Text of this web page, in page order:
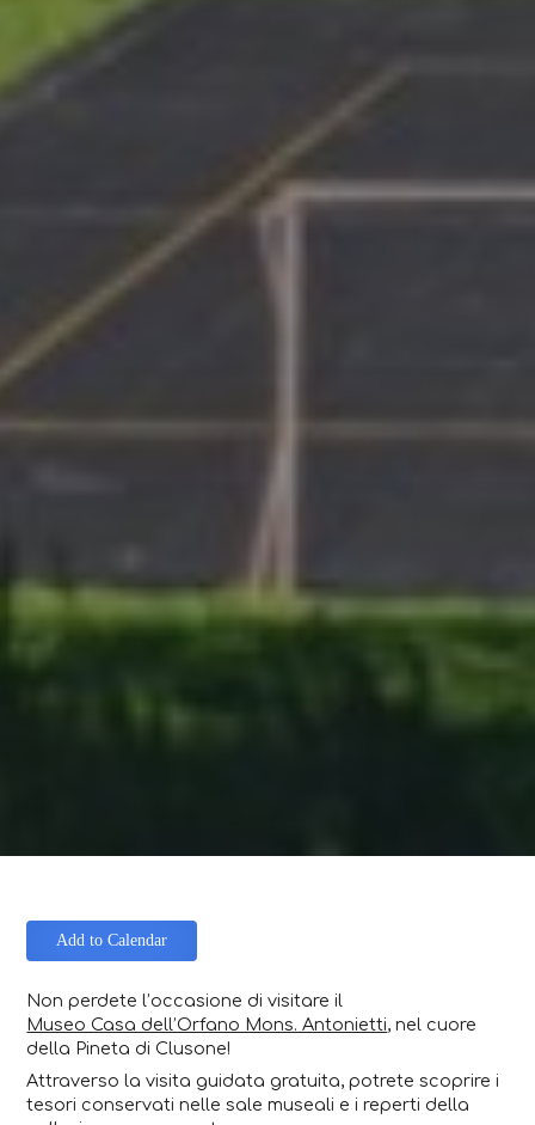
Add to Calendar
Non perdete l’occasione di visitare il
Museo Casa dell’Orfano Mons. Antonietti, nel cuore
della Pineta di Clusone!
Attraverso la visita guidata gratuita, potrete scoprire i
tesori conservati nelle sale museali e i reperti della